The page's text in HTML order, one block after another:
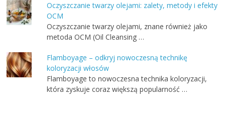
Oczyszczanie twarzy olejami: zalety, metody i efekty
OCM
Oczyszczanie twarzy olejami, znane również jako
metoda OCM (Oil Cleansing …
Flamboyage – odkryj nowoczesną technikę
koloryzacji włosów
Flamboyage to nowoczesna technika koloryzacji,
która zyskuje coraz większą popularność …